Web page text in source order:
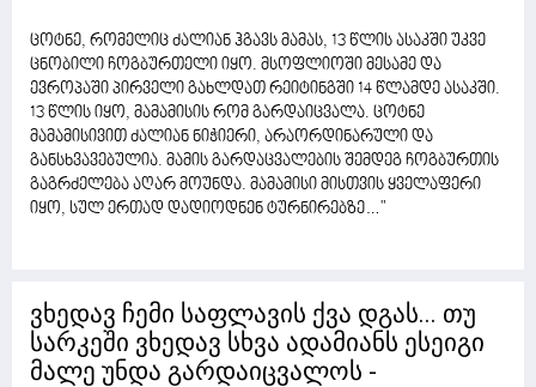
ცოტნე, რომელიც ძალიან ჰგავს მამას, 13 წლის ასაკში უკვე
ცნობილი ჩოგბურთელი იყო. მსოფლიოში მესამე და
ევროპაში პირველი გახლდათ რეიტინგში 14 წლამდე ასაკში.
13 წლის იყო, მამამისის რომ გარდაიცვალა. ცოტნე
მამამისივით ძალიან ნიჭიერი, არაორდინარული და
განსხვავებულია. მამის გარდაცვალების შემდეგ ჩოგბურთის
გაგრძელება აღარ მოუნდა. მამამისი მისთვის ყველაფერი
იყო, სულ ერთად დადიოდნენ ტურნირებზე…"
ვხედავ ჩემი საფლავის ქვა დგას... თუ
სარკეში ვხედავ სხვა ადამიანს ესეიგი
მალე უნდა გარდაიცვალოს -